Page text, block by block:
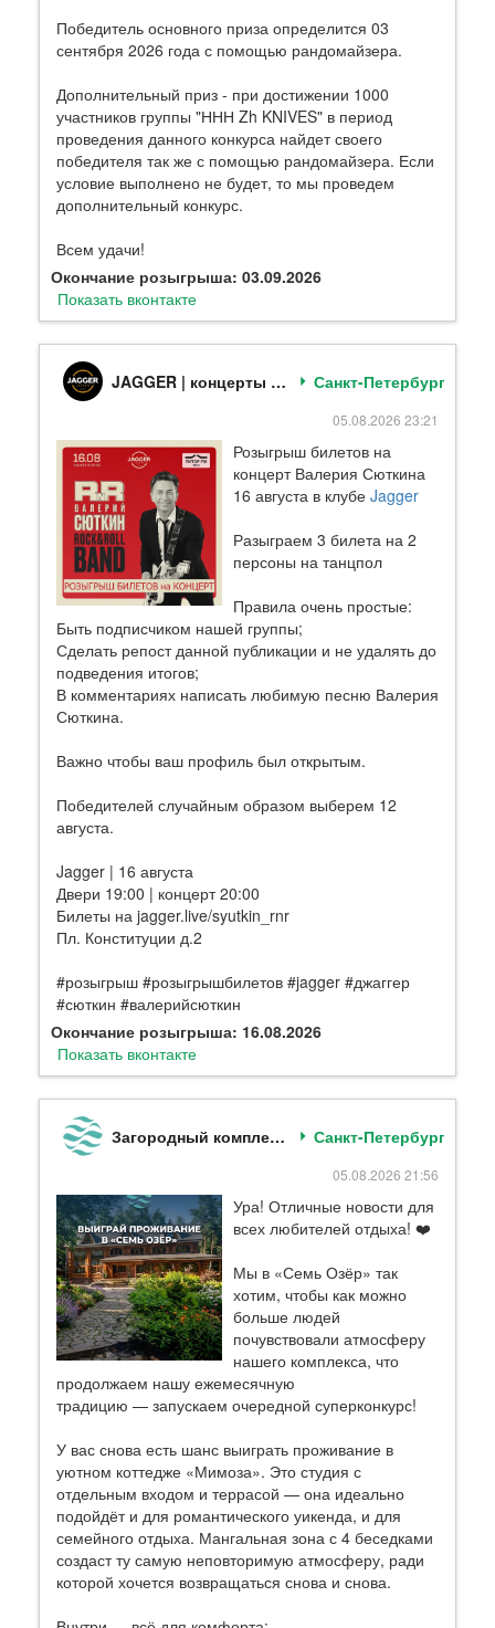
Победитель основного приза определится 03
сентября 2026 года с помощью рандомайзера.
Дополнительный приз - при достижении 1000
участников группы "ННН Zh KNIVES" в период
проведения данного конкурса найдет своего
победителя так же с помощью рандомайзера. Если
условие выполнено не будет, то мы проведем
дополнительный конкурс.
Всем удачи!
Окончание розыгрыша: 03.09.2026
Показать вконтакте
JAGGER | концерты и ресторан в Санкт-Петербурге Санкт-Петербург
05.08.2026 23:21
Розыгрыш билетов на
концерт Валерия Сюткина
16 августа в клубе Jagger
Разыграем 3 билета на 2
персоны на танцпол
Правила очень простые:
Быть подписчиком нашей группы;
Сделать репост данной публикации и не удалять до
подведения итогов;
В комментариях написать любимую песню Валерия
Сюткина.
Важно чтобы ваш профиль был открытым.
Победителей случайным образом выберем 12
августа.
Jagger | 16 августа
Двери 19:00 | концерт 20:00
Билеты на jagger.live/syutkin_rnr
Пл. Конституции д.2
#розыгрыш #розыгрышбилетов #jagger #джаггер
#сюткин #валерийсюткин
Окончание розыгрыша: 16.08.2026
Показать вконтакте
Загородный комплекс отдыха Семь Озёр Санкт-Петербург
05.08.2026 21:56
Ура! Отличные новости для
всех любителей отдыха! ❤️
Мы в «Семь Озёр» так
хотим, чтобы как можно
больше людей
почувствовали атмосферу
нашего комплекса, что
продолжаем нашу ежемесячную
традицию — запускаем очередной суперконкурс!
У вас снова есть шанс выиграть проживание в
уютном коттедже «Мимоза». Это студия с
отдельным входом и террасой — она идеально
подойдёт и для романтического уикенда, и для
семейного отдыха. Мангальная зона с 4 беседками
создаст ту самую неповторимую атмосферу, ради
которой хочется возвращаться снова и снова.